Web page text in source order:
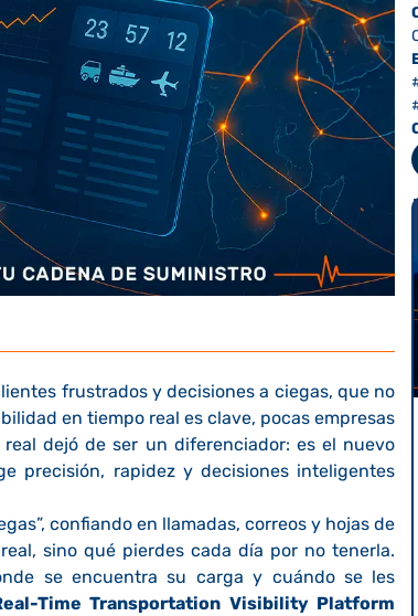
frustrados y decisiones a ciegas, que no
en tiempo real es clave, pocas empresas
dejó de ser un diferenciador: es el nuevo
precisión, rapidez y decisiones inteligentes
confiando en llamadas, correos y hojas de
sino qué pierdes cada día por no tenerla.
se encuentra su carga y cuándo se les
Time Transportation Visibility Platform